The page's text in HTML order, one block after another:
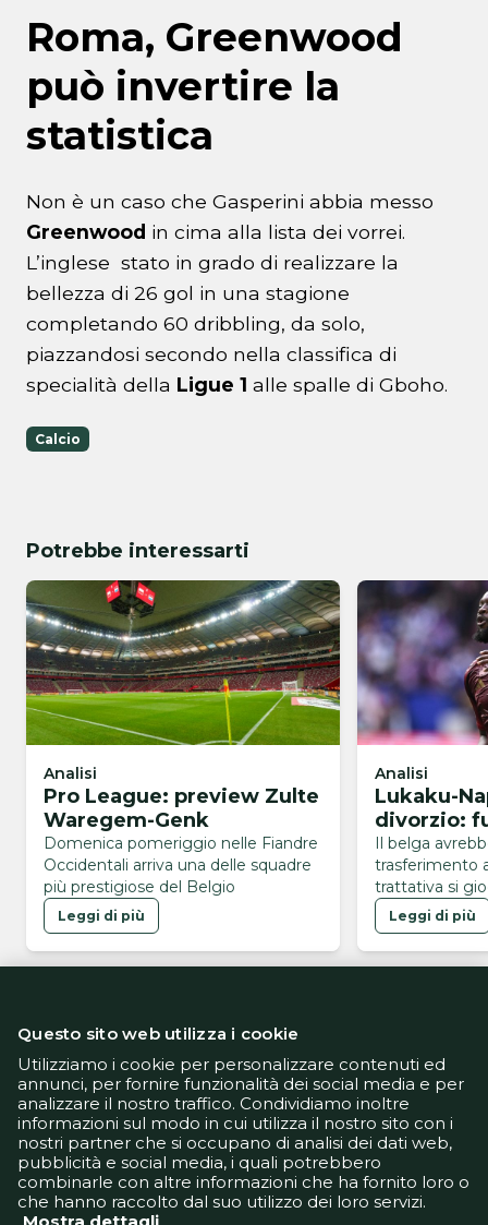
Roma, Greenwood
può invertire la
statistica
Non è un caso che Gasperini abbia messo
Greenwood in cima alla lista dei vorrei.
L’inglese stato in grado di realizzare la
bellezza di 26 gol in una stagione
completando 60 dribbling, da solo,
piazzandosi secondo nella classifica di
specialità della Ligue 1 alle spalle di Gboho.
Calcio
Potrebbe interessarti
Analisi
Pro League: preview Zulte
Waregem-Genk
Domenica pomeriggio nelle Fiandre
Occidentali arriva una delle squadre
più prestigiose del Belgio
Leggi di più
Analisi
Lukaku-
divorzio:
Il belga
trasferimento
trattativa si
domanda e
catena sul
azzurri
Leggi di più
Informativa Privacy
Informativa Cookie
Tech App
Gestione preferenze
support@goldbetlive.it
Questo sito web utilizza i cookie
Utilizziamo i cookie per personalizzare contenuti ed
annunci, per fornire funzionalità dei social media e per
analizzare il nostro traffico. Condividiamo inoltre
informazioni sul modo in cui utilizza il nostro sito con i
nostri partner che si occupano di analisi dei dati web,
pubblicità e social media, i quali potrebbero
combinarle con altre informazioni che ha fornito loro o
che hanno raccolto dal suo utilizzo dei loro servizi.